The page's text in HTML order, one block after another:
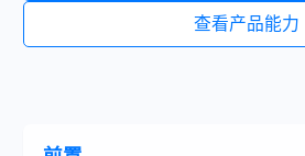
查看产品能力